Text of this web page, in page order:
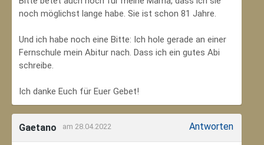
noch möglichst lange habe. Sie ist schon 81 Jahre.
Und ich habe noch eine Bitte: Ich hole gerade an einer
Fernschule mein Abitur nach. Dass ich ein gutes Abi
schreibe.
Ich danke Euch für Euer Gebet!
Gaetano am 28.04.2022 Antworten